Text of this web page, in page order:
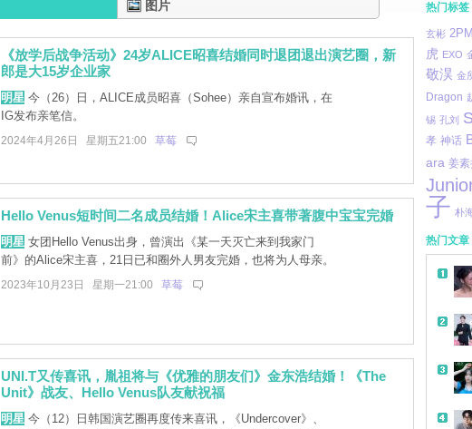
图片
《放学后战争活动》24岁ALICE昭喜结婚同时退团退出演艺圈，新
郎是大15岁企业家
明星今（26）日，ALICE成员昭喜（Sohee）亲自宣布婚讯，在
IG发布亲笔信。
2024年4月26日 星期五21:00 草莓
Hello Venus短时间二名成员结婚！Alice宋主喜带著腹中宝宝完婚
明星女团Hello Venus出身，曾演出《某一天灭亡来到我家门
前》的Alice宋主喜，21日已和圈外人男友完婚，也将为人母亲。
2023年10月23日 星期一21:00 草莓
UNI.T又传喜讯，胤祖将与《优雅的朋友们》金东浩结婚！《The
Unit》战友、Hello Venus队友献祝福
明星今（12）日韩国演艺圈再度传来喜讯，《Undercover》、
热门标签
玄彬
虎 EXO
敬淏 金
Dragon
锡 孔刘
孝 神话
ara 姜素
子 朴
热门文章